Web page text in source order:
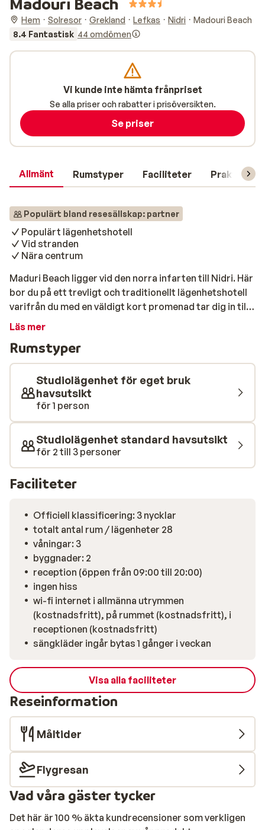
Hem Solresor Grekland Lefkas Nidri
Madouri Beach
8.4 Fantastisk 44 omdömen
Allmänt Rumstyper Faciliteter Praktisk
Populärt bland resesällskap: partner
Populärt lägenhetshotell
Vid stranden
Nära centrum
Maduri Beach ligger vid den norra infarten till Nidri. Här
bor du på ett trevligt och traditionellt lägenhetshotell
varifrån du med en väldigt kort promenad tar dig in till
restauranger, barer och affärer i Nidri. Hotellet ligger
badstranden. Här badar du i det klara vattnet och från
stranden har du utsikt över ett antal mindre öar, bland
annat den kända ön Skorpios.
Läs mer
Rumstyper
Studiolägenhet för eget bruk
havsutsikt
för 1 person
Studiolägenhet standard havsutsikt
för 2 till 3 personer
Faciliteter
Officiell klassificering: 3 nycklar
totalt antal rum / lägenheter 28
våningar: 3
byggnader: 2
reception (öppen från 09:00 till 20:00)
ingen hiss
wi-fi internet i allmänna utrymmen
(kostnadsfritt), på rummet (kostnadsfritt), i
receptionen (kostnadsfritt)
sängkläder ingår bytas 1 gånger i veckan
Visa alla faciliteter
Reseinformation
Måltider
Flygresan
Vad våra gäster tycker
Det här är 100 % äkta kundrecensioner som verkligen
Vi kunde inte hämta frånpriset
Se alla priser och rabatter i prisöversikten.
Se priser